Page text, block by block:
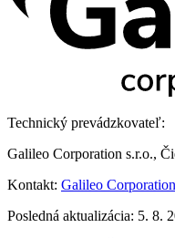
Technický prevádzkovateľ:
Galileo Corporation s.r.o.,
Kontakt: Galileo
Posledná aktualizácia: 5. 8.